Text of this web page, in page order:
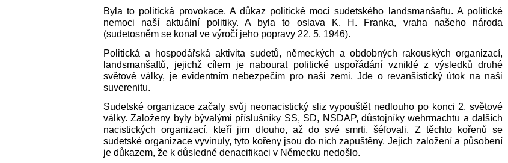
Byla to politická provokace. A důkaz politické moci sudetského landsmanšaftu. A politické
nemoci naší aktuální politiky. A byla to oslava K. H. Franka, vraha našeho národa
(sudetosněm se konal ve výročí jeho popravy 22. 5. 1946).
Politická a hospodářská aktivita sudetů, německých a obdobných rakouských organizací,
landsmanšaftů, jejichž cílem je nabourat politické uspořádání vzniklé z výsledků druhé
světové války, je evidentním nebezpečím pro naši zemi. Jde o revanšistický útok na naši
suverenitu.
Sudetské organizace začaly svůj neonacistický sliz vypouštět nedlouho po konci 2. světové
války. Založeny byly bývalými příslušníky SS, SD, NSDAP, důstojníky wehrmachtu a dalších
nacistických organizací, kteří jim dlouho, až do své smrti, šéfovali. Z těchto kořenů se
sudetské organizace vyvinuly, tyto kořeny jsou do nich zapuštěny. Jejich založení a působení
je důkazem, že k důsledné denacifikaci v Německu nedošlo.